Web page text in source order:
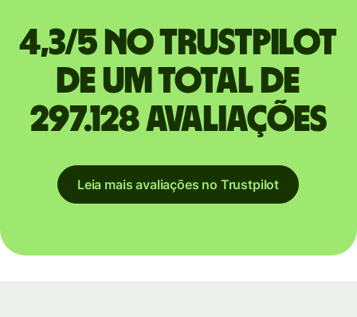
4,3/5 no Trustpilot
de um total de
297.128 avaliações
Leia mais avaliações no Trustpilot